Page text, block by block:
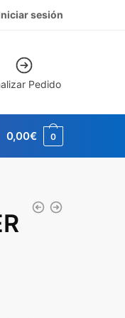
sesión
Pedido
0,00€ 0